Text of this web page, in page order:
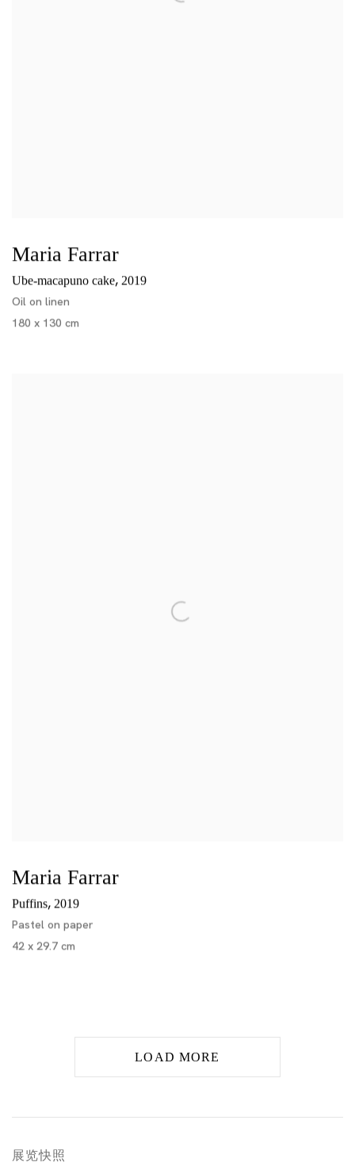
Maria Farrar
Ube-macapuno cake, 2019
Oil on linen
180 x 130 cm
Maria Farrar
Puffins, 2019
Pastel on paper
42 x 29.7 cm
LOAD MORE
展览快照